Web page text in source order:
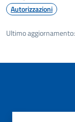
Autorizzazioni
Ultimo aggiornamento: